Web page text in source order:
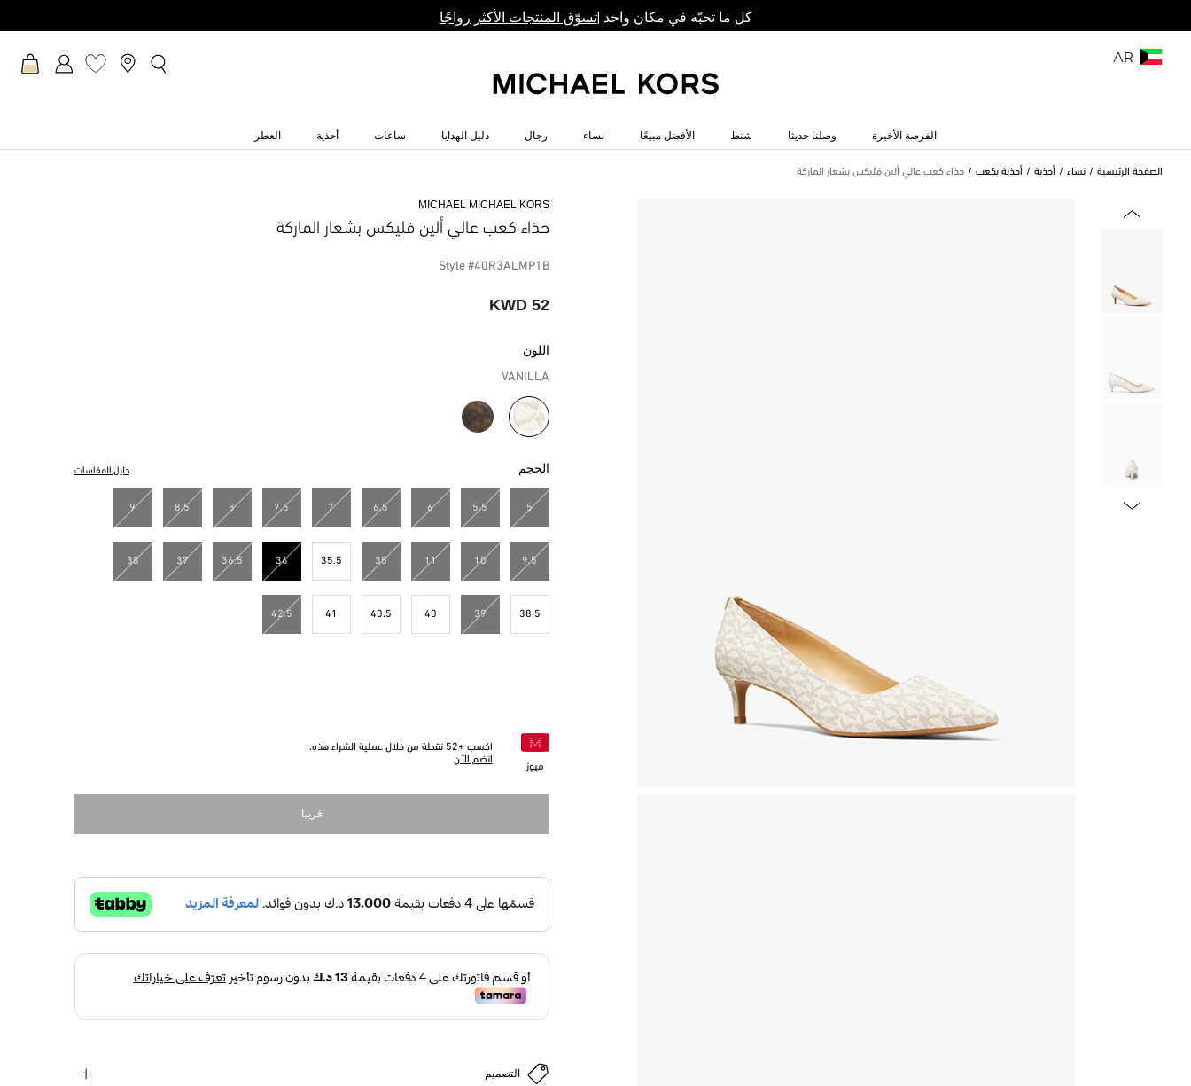
كل ما تحبّه في مكان واحد |تسوّق المنتجات الأكثر رواجًا
AR
الفرصة الأخيرة وصلنا حديثا شنط الأفضل مبيعًا نساء رجال دليل الهدايا ساعات أحذية العطر
الصفحة الرئيسية نساء أحذية أحذية بكعب حذاء كعب عالي ألين فليكس بشعار الماركة
MICHAEL MICHAEL KORS
حذاء كعب عالي ألين فليكس بشعار الماركة
Style #40R3ALMP1B
52 KWD
اللون
VANILLA
مختار
الحجم دليل المقاسات
5
5.5
6
6.5
7
7.5
8
8.5
9
9.5
10
11
35
35.5
36
مختار
36.5
37
38
38.5
39
40
40.5
41
42.5
ميوز
اكسب +52 نقطة من خلال عملية الشراء هذه.
انضم الآن
قريبا
التصميم